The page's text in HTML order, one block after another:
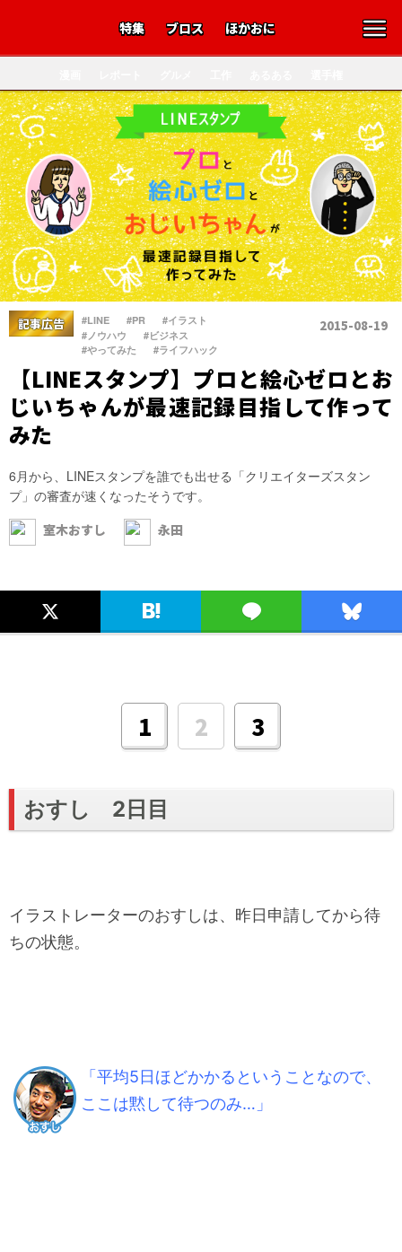
特集 ブロス ほかおに
記事広告 #LINE #PR #イラスト
#ノウハウ #ビジネス
#やってみた #ライフハック
2015-08-19
【LINEスタンプ】プロと絵心ゼロとお
じいちゃんが最速記録目指して作って
みた
6月から、LINEスタンプを誰でも出せる「クリエイターズスタン
プ」の審査が速くなったそうです。
室木おすし
永田
1 2 3
おすし 2日目
イラストレーターのおすしは、昨日申請してから待
ちの状態。
「平均5日ほどかかるということなので、
ここは黙して待つのみ…」